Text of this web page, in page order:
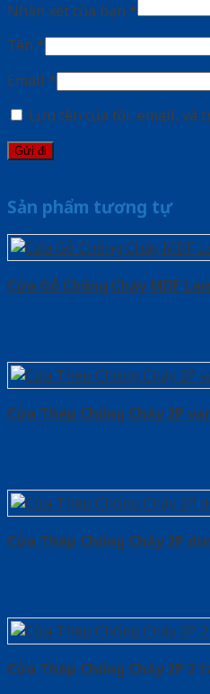
Nhận xét của bạn *
Tên *
Email *
Lưu tên của tôi, email, và
Sản phẩm tương tự
Cửa Gỗ Chống Cháy MDF
Cửa Thép Chống Cháy 2P
Cửa Thép Chống Cháy 2P
Cửa Thép Chống Cháy 2P 2